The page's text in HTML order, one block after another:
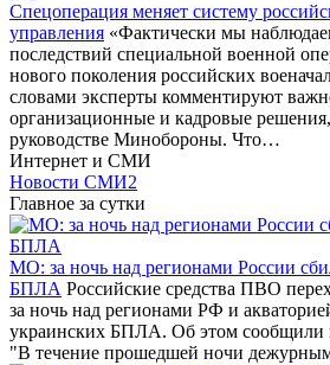
Спецоперация меняет систему
управления «Фактически мы
последствий специальной военной
нового поколения российских
словами эксперты комментируют
организационные и кадровые
руководстве Минобороны. Что…
Интернет и СМИ
Новости СМИ2
Главное за сутки
МО: за ночь над регионами России
БПЛА Российские средства ПВО
за ночь над регионами РФ и
украинских БПЛА. Об этом
"В течение прошедшей ночи